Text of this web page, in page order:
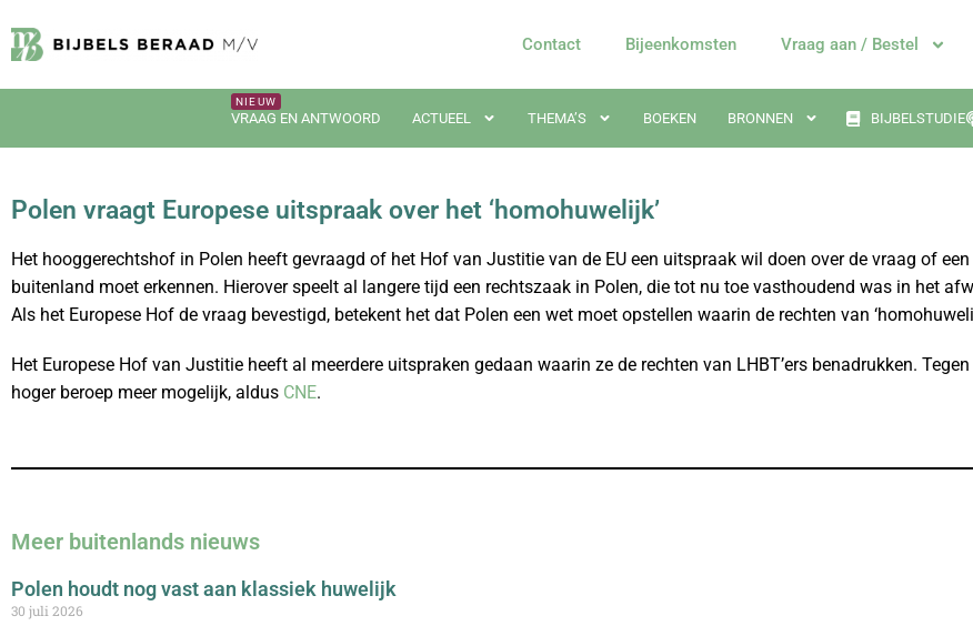
Contact Bijeenkomsten Vraag aan / Bestel
VRAAG EN ANTWOORD ACTUEEL THEMA’S BOEKEN BRONNEN BIJBELSTUDIE
Polen vraagt Europese uitspraak over het ‘homohuwelijk’
Het hooggerechtshof in Polen heeft gevraagd of het Hof van Justitie van de EU een uitspraak wil doen over de vraag of een
buitenland moet erkennen. Hierover speelt al langere tijd een rechtszaak in Polen, die tot nu toe vasthoudend was in het
Als het Europese Hof de vraag bevestigd, betekent het dat Polen een wet moet opstellen waarin de rechten van
Het Europese Hof van Justitie heeft al meerdere uitspraken gedaan waarin ze de rechten van LHBT’ers benadrukken.
hoger beroep meer mogelijk, aldus CNE.
Meer buitenlands nieuws
Polen houdt nog vast aan klassiek huwelijk
30 juli 2026